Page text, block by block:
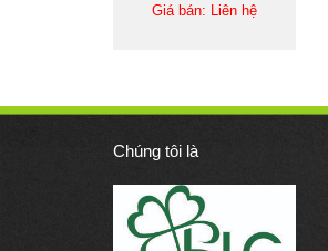
Giá bán: Liên hệ
Chúng tôi là